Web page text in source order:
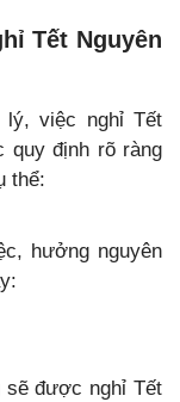
Tết Nguyên
lý, việc nghỉ Tết
quy định rõ ràng
thể:
hưởng nguyên
sẽ được nghỉ Tết